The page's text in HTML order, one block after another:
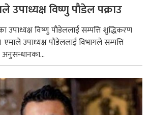
उपाध्यक्ष विष्णु पाैडेल पक्राउ
उपाध्यक्ष विष्णु पाैडेललाई सम्पत्ति शुद्धिकरण
उपाध्यक्ष पाैडेललाई विभागले सम्पत्ति